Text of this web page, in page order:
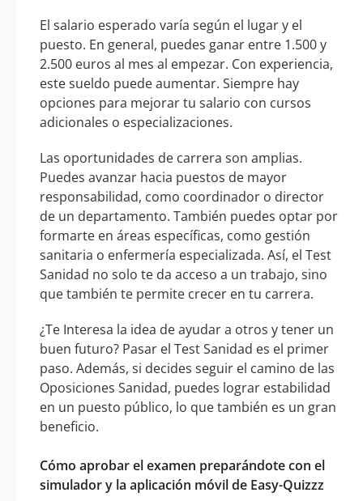
El salario esperado varía según el lugar y el
puesto. En general, puedes ganar entre 1.500 y
2.500 euros al mes al empezar. Con experiencia,
este sueldo puede aumentar. Siempre hay
opciones para mejorar tu salario con cursos
adicionales o especializaciones.
Las oportunidades de carrera son amplias.
Puedes avanzar hacia puestos de mayor
responsabilidad, como coordinador o director
de un departamento. También puedes optar por
formarte en áreas específicas, como gestión
sanitaria o enfermería especializada. Así, el Test
Sanidad no solo te da acceso a un trabajo, sino
que también te permite crecer en tu carrera.
¿Te Interesa la idea de ayudar a otros y tener un
buen futuro? Pasar el Test Sanidad es el primer
paso. Además, si decides seguir el camino de las
Oposiciones Sanidad, puedes lograr estabilidad
en un puesto público, lo que también es un gran
beneficio.
Cómo aprobar el examen preparándote con el
simulador y la aplicación móvil de Easy-Quizzz